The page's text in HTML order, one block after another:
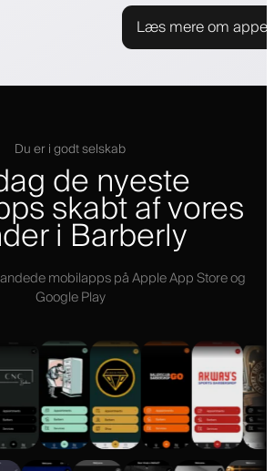
Læs mere om
Du er i godt selskab
de nyeste
skabt af vores
i Barberly
mobilapps på Apple App Store og
Google Play